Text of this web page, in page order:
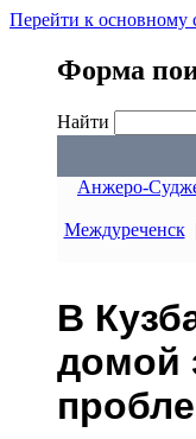
Перейти к основному
Форма
Найти
Анжеро-
Междуреченск|
В
домой